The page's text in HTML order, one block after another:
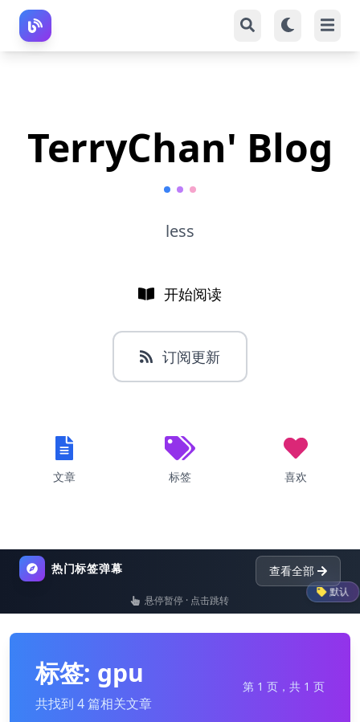
TerryChan' Blog
less
开始阅读
订阅更新
文章 标签 喜欢
热门标签弹幕 查看全部
list nginx dictionary
悬停暂停 · 点击跳转
标签: gpu
共找到 4 篇相关文章
第 1 页，共 1 页